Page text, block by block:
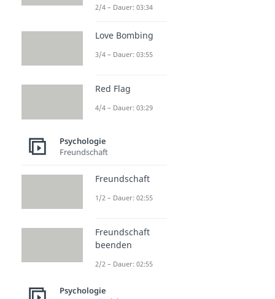
2/4 – Dauer: 03:34
Love Bombing
3/4 – Dauer: 03:55
Red Flag
4/4 – Dauer: 03:29
Psychologie
Freundschaft
Freundschaft
1/2 – Dauer: 02:55
Freundschaft
beenden
2/2 – Dauer: 02:55
Psychologie